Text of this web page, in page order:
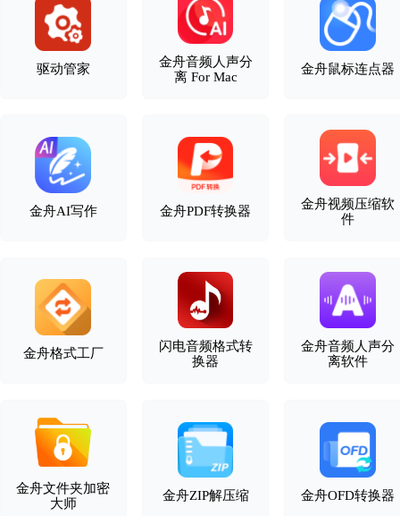
驱动管家
金舟音频人声分
离 For Mac
金舟鼠标连点器
金舟AI写作 金舟PDF转换器
金舟视频压缩软
件
金舟格式工厂
闪电音频格式转
换器
金舟音频人声分
离软件
金舟文件夹加密
大师
金舟ZIP解压缩 金舟OFD转换器